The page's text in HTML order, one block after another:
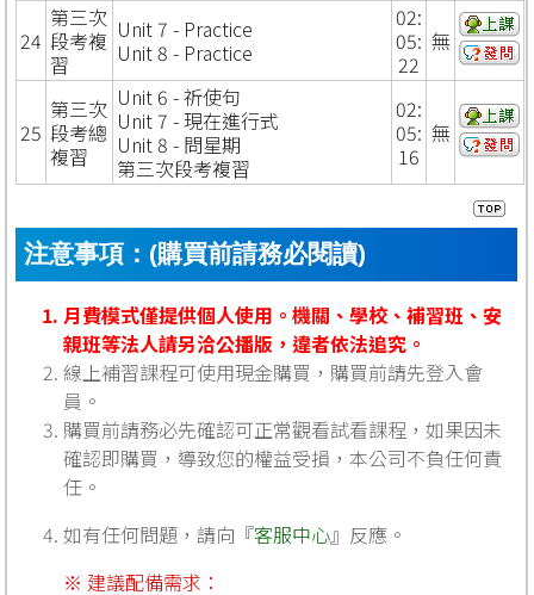
24
第三次
段考複
習
Unit 7 - Practice
Unit 8 - Practice
02:
05:
22
無
25
第三次
段考總
複習
Unit 6 - 祈使句
Unit 7 - 現在進行式
Unit 8 - 問星期
第三次段考複習
02:
05:
16
無
注意事項：(購買前請務必閱讀)
月費模式僅提供個人使用。機關、學校、補習班、安
親班等法人請另洽公播版，違者依法追究。
線上補習課程可使用現金購買，購買前請先登入會
員。
購買前請務必先確認可正常觀看試看課程，如果因未
確認即購買，導致您的權益受損，本公司不負任何責
任。
如有任何問題，請向『客服中心』反應。
※ 建議配備需求：